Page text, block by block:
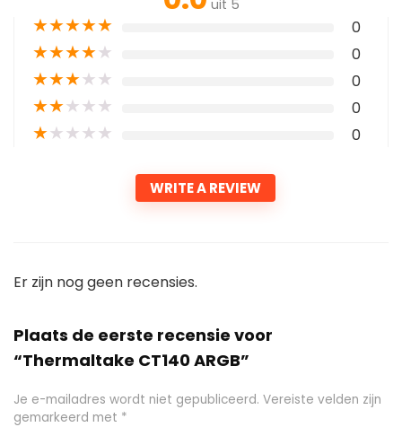
uit 5
★★★★★ 0
★★★★★ 0
★★★★★ 0
★★★★★ 0
★★★★★ 0
WRITE A REVIEW
Er zijn nog geen recensies.
Plaats de eerste recensie voor
“Thermaltake CT140 ARGB”
Je e-mailadres wordt niet gepubliceerd. Vereiste velden zijn
gemarkeerd met *